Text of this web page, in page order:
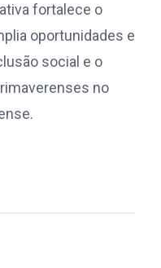
fortalece o
oportunidades e
social e o
no